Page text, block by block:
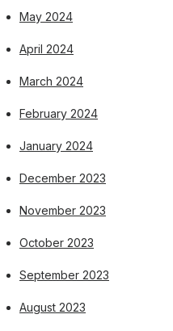
May 2024
April 2024
March 2024
February 2024
January 2024
December 2023
November 2023
October 2023
September 2023
August 2023